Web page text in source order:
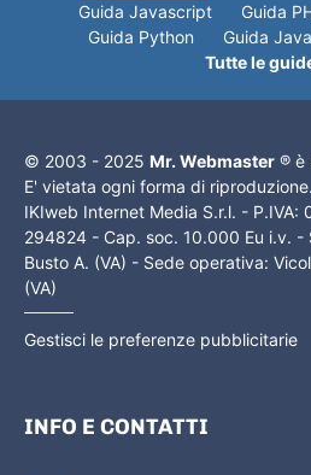
Guida Javascript
Guida
Guida Python
Guida Java
Tutte le
© 2003 - 2025 Mr. Webmaster ® è
E' vietata ogni forma di
IKIweb Internet Media S.r.l. - P.IVA:
294824 - Cap. soc. 10.000 Eu i.v. -
Busto A. (VA) - Sede operativa:
(VA)
Gestisci le preferenze pubblicitarie
INFO E CONTATTI